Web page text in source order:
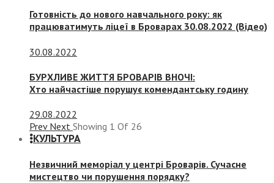
Готовність до нового навчального року: як
працюватимуть ліцеї в Броварах 30.08.2022 (Відео)
30.08.2022
БУРХЛИВЕ ЖИТТЯ БРОВАРІВ ВНОЧІ:
Хто найчастіше порушує комендантську годину
29.08.2022
Prev Next Showing 1 Of 26
КУЛЬТУРА
Незвичний меморіал у центрі Броварів. Сучасне
мистецтво чи порушення порядку?